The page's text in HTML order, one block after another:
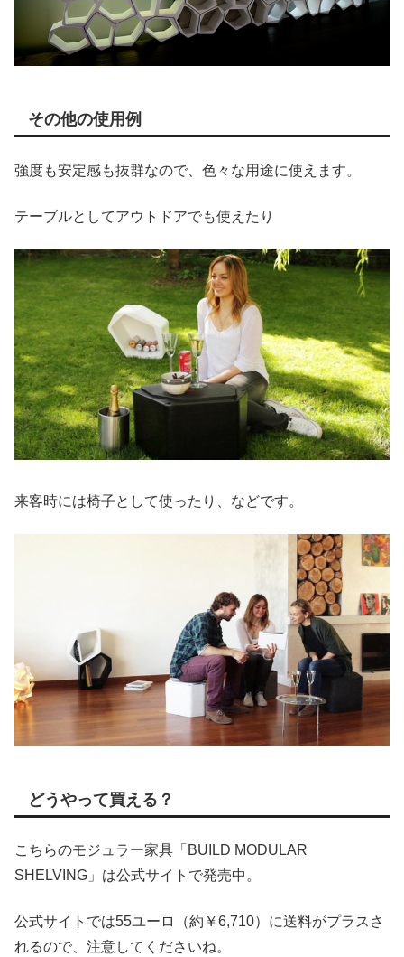
その他の使用例
強度も安定感も抜群なので、色々な用途に使えます。
テーブルとしてアウトドアでも使えたり
来客時には椅子として使ったり、などです。
どうやって買える？
こちらのモジュラー家具「BUILD MODULAR
SHELVING」は公式サイトで発売中。
公式サイトでは55ユーロ（約￥6,710）に送料がプラスさ
れるので、注意してくださいね。